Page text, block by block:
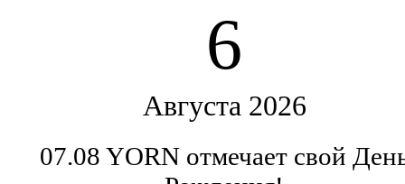
6
Августа 2026
07.08 YORN отмечает свой